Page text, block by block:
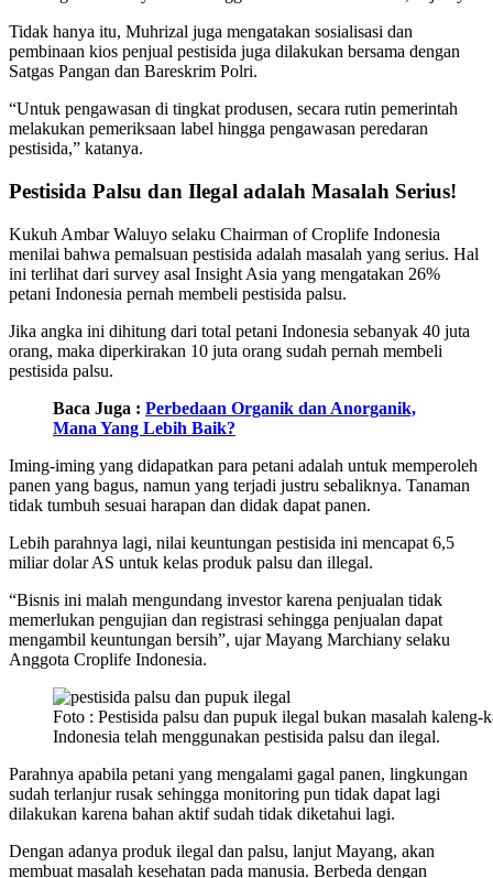
Tidak hanya itu, Muhrizal juga mengatakan sosialisasi dan
pembinaan kios penjual pestisida juga dilakukan bersama dengan
Satgas Pangan dan Bareskrim Polri.
“Untuk pengawasan di tingkat produsen, secara rutin pemerintah
melakukan pemeriksaan label hingga pengawasan peredaran
pestisida,” katanya.
Pestisida Palsu dan Ilegal adalah Masalah Serius!
Kukuh Ambar Waluyo selaku Chairman of Croplife Indonesia
menilai bahwa pemalsuan pestisida adalah masalah yang serius. Hal
ini terlihat dari survey asal Insight Asia yang mengatakan 26%
petani Indonesia pernah membeli pestisida palsu.
Jika angka ini dihitung dari total petani Indonesia sebanyak 40 juta
orang, maka diperkirakan 10 juta orang sudah pernah membeli
pestisida palsu.
Baca Juga : Perbedaan Organik dan Anorganik,
Mana Yang Lebih Baik?
Iming-iming yang didapatkan para petani adalah untuk memperoleh
panen yang bagus, namun yang terjadi justru sebaliknya. Tanaman
tidak tumbuh sesuai harapan dan didak dapat panen.
Lebih parahnya lagi, nilai keuntungan pestisida ini mencapat 6,5
miliar dolar AS untuk kelas produk palsu dan illegal.
“Bisnis ini malah mengundang investor karena penjualan tidak
memerlukan pengujian dan registrasi sehingga penjualan dapat
mengambil keuntungan bersih”, ujar Mayang Marchiany selaku
Anggota Croplife Indonesia.
Foto : Pestisida palsu dan pupuk ilegal bukan masalah
Indonesia telah menggunakan pestisida palsu dan ilegal.
Parahnya apabila petani yang mengalami gagal panen, lingkungan
sudah terlanjur rusak sehingga monitoring pun tidak dapat lagi
dilakukan karena bahan aktif sudah tidak diketahui lagi.
Dengan adanya produk ilegal dan palsu, lanjut Mayang, akan
membuat masalah kesehatan pada manusia. Berbeda dengan